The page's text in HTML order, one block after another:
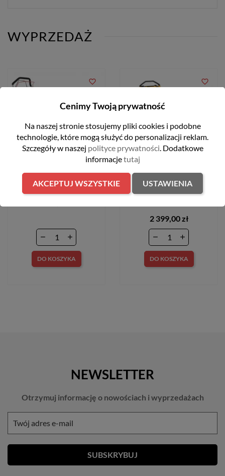
WYPRZEDAŻ
Kosiarka spalinowa 48cm
170 cm3 Hecht 550SW
DO KOSZYKA
favorite_border
Kosiarka spalinowa z
napędem 46 cm 159 cm3
2,5kW Cub Cadet LM2
2 399,00 zł
DO KOSZYKA
favorite_border
NEWSLETTER
Otrzymuj informację o nowościach i wyprzedażach
Cenimy Twoją prywatność
Na naszej stronie stosujemy pliki cookies i podobne
technologie, które mogą służyć do personalizacji reklam.
Szczegóły w naszej polityce prywatności . Dodatkowe
informacjetutaj
AKCEPTUJ WSZYSTKIE USTAWIENIA